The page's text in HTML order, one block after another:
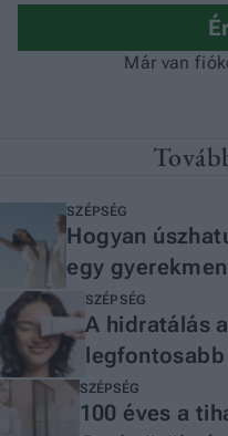
SZÉPSÉG
Hogyan
egy
SZÉPSÉG
A hidratálás
legfontosabb
SZÉPSÉG
100 éves a